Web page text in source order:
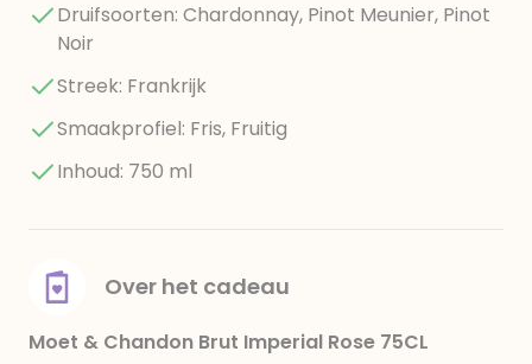
Druifsoorten: Chardonnay, Pinot Meunier, Pinot
Noir
Streek: Frankrijk
Smaakprofiel: Fris, Fruitig
Inhoud: 750 ml
Over het cadeau
Moet & Chandon Brut Imperial Rose 75CL